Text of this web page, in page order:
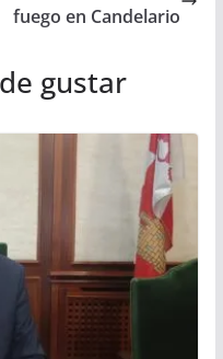
fuego en Candelario
gustar